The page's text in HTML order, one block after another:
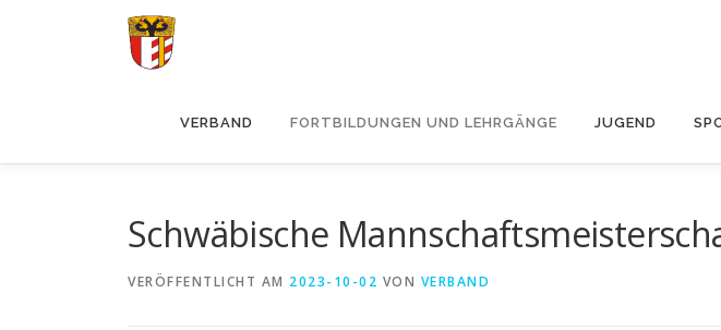
VERBAND FORTBILDUNGEN UND LEHRGÄNGE JUGEND
Schwäbische
VERÖFFENTLICHT AM 2023-10-02 VON VERBAND